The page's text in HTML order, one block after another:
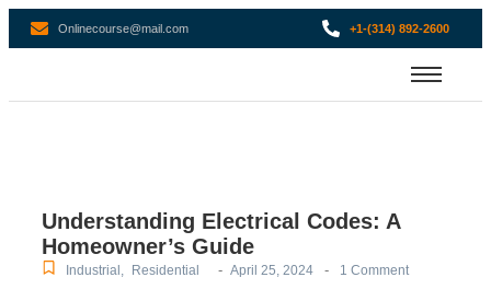
Onlinecourse@mail.com +1-(314) 892-2600
Understanding Electrical Codes: A
Homeowner’s Guide
Industrial , Residential - April 25, 2024 - 1 Comment